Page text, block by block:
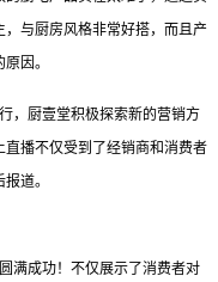
与厨房风格非常好搭，而且产
因。
，厨壹堂积极探索新的营销方
播不仅受到了经销商和消费者
道。
满成功！不仅展示了消费者对